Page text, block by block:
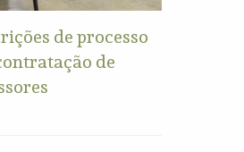
de processo
de